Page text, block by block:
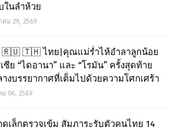
นลำห้วย
ม 29, 2569
🇷🇺 🇹🇭 ไทย|คุณแม่ร่ำไห้อำลาลูกน้อย
ซีย “ไดอานา” และ “โรมัน” ครั้งสุดท้าย
งบรรยากาศที่เต็มไปด้วยความโศกเศร้า
06, 2569
เล็กตรวจเข้ม สัมภาระรับตัวคนไทย 14